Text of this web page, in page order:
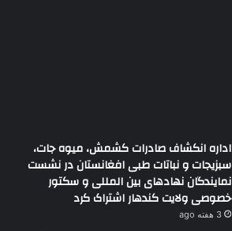
اداره انکشاف صادرات کشمش، میوه جات،
سبزیجات و نباتات طبی افغانستان در نشست
نمایندگان نهادهای بین المللی و سکتور
خصوصی ولایت کندهار اشتراک کرد
3 هفته ago